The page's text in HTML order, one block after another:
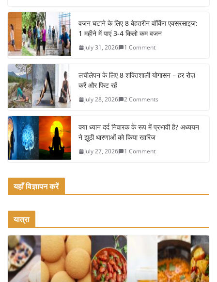
c
e
b
o
o
k
itt
er e
वजन घटाने के लिए 8 बेहतरीन वॉकिंग एक्सरसाइज:
1 महीने में पाएं 3-4 किलो कम वजन
July 31, 2026 1 Comment
लचीलेपन के लिए 8 शक्तिशाली योगासन – हर रोज़
करें और फिट रहें
July 28, 2026 2 Comments
क्या ध्यान दर्द निवारक के रूप में प्रभावी है? अध्ययन
ने झूठी धारणाओं को किया खारिज
July 27, 2026 1 Comment
यहाँ विज्ञापन करें
यात्रा